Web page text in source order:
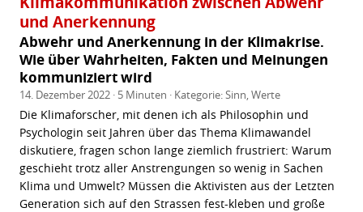
und Anerkennung
Abwehr und Anerkennung in der Klimakrise.
Wie über Wahrheiten, Fakten und Meinungen
kommuniziert wird
14. Dezember 2022 · 5 Minuten · Kategorie:Sinn,Werte
Die Klimaforscher, mit denen ich als Philosophin und
Psychologin seit Jahren über das Thema Klimawandel
diskutiere, fragen schon lange ziemlich frustriert: Warum
geschieht trotz aller Anstrengungen so wenig in Sachen
Klima und Umwelt? Müssen die Aktivisten aus der Letzten
Generation sich auf den Strassen fest-kleben und große